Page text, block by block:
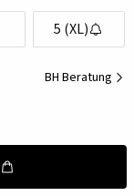
5 (XL)
BH Beratung